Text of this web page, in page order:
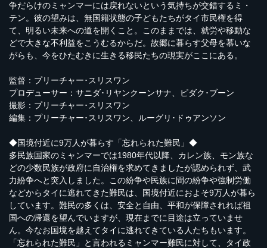
争だらけのミャンマーには戻れないという気持ちが交錯するミ・
テン。彼の望みは、無国籍状態の子どもたちがタイ市民権を得
て、明るい未来への道を開くこと。このままでは、就労や移動な
どで大きな不利益をこうむるからだ。故郷に暮らす父母を慕いな
がらも、今をひたむきに生きる移民たちの現実がここにある。
監督：プリーチャー･スリスワン
プロデューサー：サニダ･リヤンクーンサナ、ピダク･ブーン
撮影：プリーチャー･スリスワン
編集：プリーチャー･スリスワン、ルーグリ･ドゥアンソン
◆国境付近に9万人が暮らす「忘れられた難民」◆
多民族国家のミャンマーでは1980年代以降、カレン族、モン族な
どの少数民族が政府に自治権を求めてきましたが認められず、武
力紛争へと突入しました。この紛争や民族に間の紛争や強制労働
などからタイに逃れてきた難民は、国境付近におよそ9万人が暮ら
しています。難民の多くは、安全と自由、平和が保障されれば祖
国への帰還を望んでいますが、現在までに目途は立っていませ
ん。今なお国境を越えてタイに逃れてきている人たちもいます。
「忘れられた難民」と言われるミャンマー難民に対して、タイ政